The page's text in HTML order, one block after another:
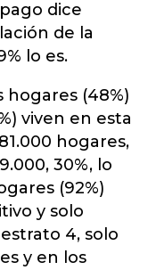
dice
de la
lo es.
hogares (48%)
viven en esta
hogares,
30%, lo
(92%)
y solo
4, solo
y en los